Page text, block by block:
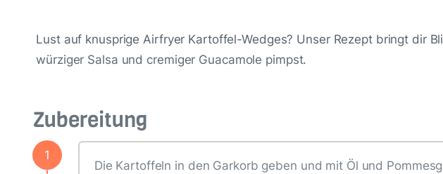
Lust auf knusprige Airfryer Kartoffel-Wedges? Unser Rezept bringt dir
würziger Salsa und cremiger Guacamole pimpst.
Zubereitung
1
Die Kartoffeln in den Garkorb geben und mit Öl und